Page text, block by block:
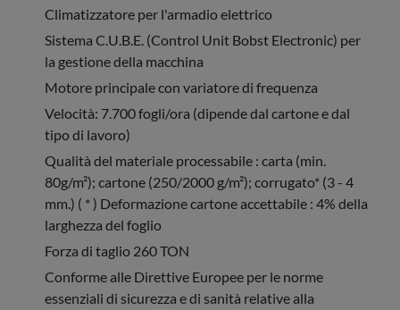
Climatizzatore per l'armadio elettrico
Sistema C.U.B.E. (Control Unit Bobst Electronic) per
la gestione della macchina
Motore principale con variatore di frequenza
Velocità: 7.700 fogli/ora (dipende dal cartone e dal
tipo di lavoro)
Qualità del materiale processabile : carta (min.
80g/m²); cartone (250/2000 g/m²); corrugato* (3 - 4
mm.) ( * ) Deformazione cartone accettabile : 4% della
larghezza del foglio
Forza di taglio 260 TON
Conforme alle Direttive Europee per le norme
essenziali di sicurezza e di sanità relative alla